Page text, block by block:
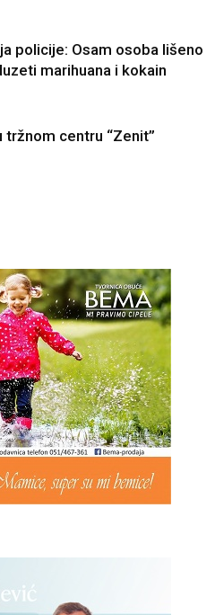
policije: Osam osoba lišeno
marihuana i kokain
tržnom centru “Zenit”